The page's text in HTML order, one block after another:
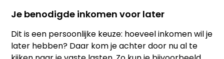
Je benodigde inkomen voor later
Dit is een persoonlijke keuze: hoeveel inkomen wil je
later hebben? Daar kom je achter door nu al te